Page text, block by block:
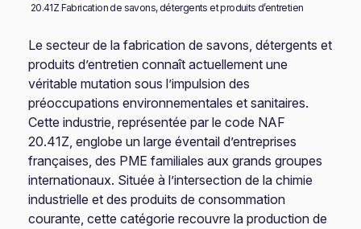
20.41Z Fabrication de savons, détergents et produits d’entretien
Le secteur de la fabrication de savons, détergents et
produits d’entretien connaît actuellement une
véritable mutation sous l’impulsion des
préoccupations environnementales et sanitaires.
Cette industrie, représentée par le code NAF
20.41Z, englobe un large éventail d’entreprises
françaises, des PME familiales aux grands groupes
internationaux. Située à l’intersection de la chimie
industrielle et des produits de consommation
courante, cette catégorie recouvre la production de